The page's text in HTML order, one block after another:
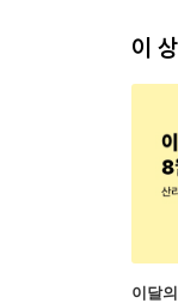
이
이달